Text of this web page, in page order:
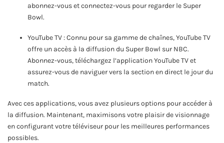
abonnez-vous et connectez-vous pour regarder le Super
Bowl.
YouTube TV : Connu pour sa gamme de chaînes, YouTube TV
offre un accès à la diffusion du Super Bowl sur NBC.
Abonnez-vous, téléchargez l’application YouTube TV et
assurez-vous de naviguer vers la section en direct le jour du
match.
Avec ces applications, vous avez plusieurs options pour accéder à
la diffusion. Maintenant, maximisons votre plaisir de visionnage
en configurant votre téléviseur pour les meilleures performances
possibles.